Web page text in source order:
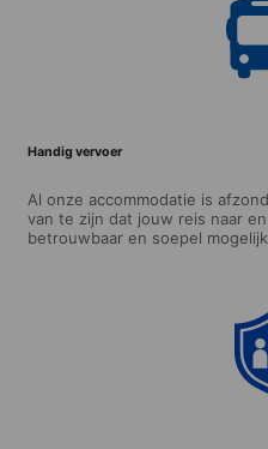
Handig vervoer
Al onze accommodatie is
van te zijn dat jouw reis naar
betrouwbaar en soepel